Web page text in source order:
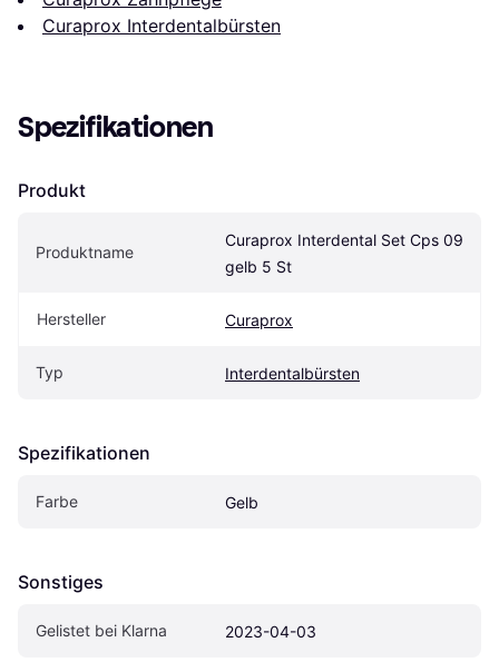
Curaprox Interdentalbürsten
Spezifikationen
Produkt
Produktname
Curaprox Interdental Set Cps 09
gelb 5 St
Hersteller Curaprox
Typ Interdentalbürsten
Spezifikationen
Farbe Gelb
Sonstiges
Gelistet bei Klarna 2023-04-03